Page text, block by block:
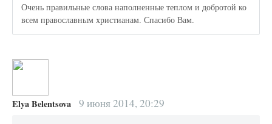
Очень правильные слова наполненные теплом и добротой ко
всем православным христианам. Спасибо Вам.
Elya Belentsova 9 июня 2014, 20:29